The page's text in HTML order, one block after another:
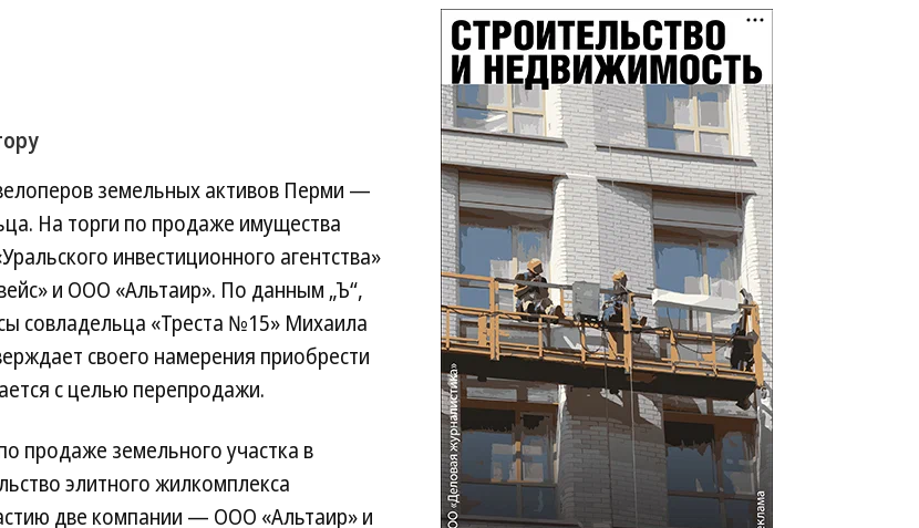
земельных активов Перми —
На торги по продаже имущества
инвестиционного агентства»
и ООО «Альтаир». По данным „Ъ“,
совладельца «Треста №15» Михаила
своего намерения приобрести
с целью перепродажи.
продаже земельного участка в
элитного жилкомплекса
две компании — ООО «Альтаир» и